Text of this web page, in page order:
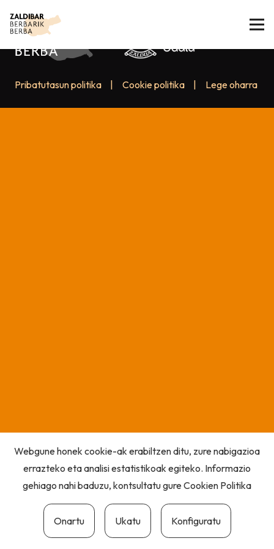
Pribatutasun politika Cookie politika Lege oharra
Webgune honek cookie-ak erabiltzen ditu, zure nabigazioa
errazteko eta analisi estatistikoak egiteko. Informazio
gehiago nahi baduzu, kontsultatu gureCookien Politika
Onartu Ukatu Konfiguratu